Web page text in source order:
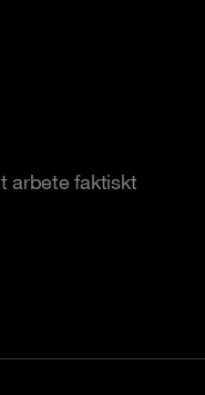
arbete faktiskt